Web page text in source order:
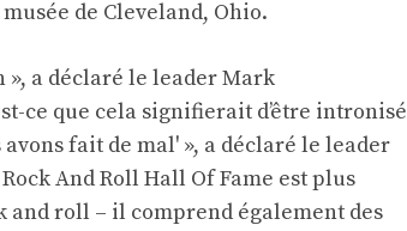
de Cleveland, Ohio.
», a déclaré le leader Mark
ce que cela signifierait d’être intronisé
avons fait de mal' », a déclaré le leader
And Roll Hall Of Fame est plus
roll – il comprend également des